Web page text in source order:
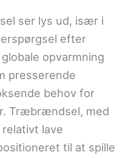
ser lys ud, især i
efter
opvarmning
presserende
behov for
Træbrændsel, med
lave
til at spille